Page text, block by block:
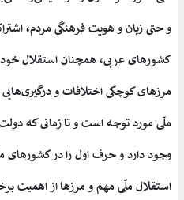
و حتی زبان و هویت فرهنگی مردم،
کشورهای عربی، همچنان استقلال
مرزهای کوچکی اختلافات و درگیری‌هایی
وجود دارد و حرف اول را در
استقلال ملّی مهم و مرزها از اهمیت